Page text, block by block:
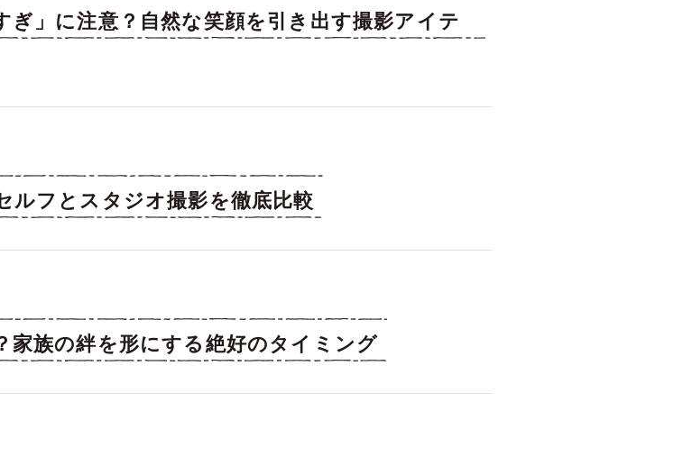
ぎ」に注意？自然な笑顔を引き出す撮影アイテ
ルフとスタジオ撮影を徹底比較
家族の絆を形にする絶好のタイミング